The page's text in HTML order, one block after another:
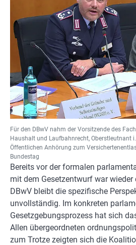
Für den DBwV nahm der Vorsitzende des
Haushalt und Laufbahnrecht, Oberstleutnant
Öffentlichen Anhörung zum
Bundestag
Bereits vor der formalen
mit dem Gesetzentwurf war wieder
DBwV bleibt die spezifische
unvollständig. Im konkreten
Gesetzgebungsprozess hat sich
Allen übergeordneten
zum Trotze zeigten sich die